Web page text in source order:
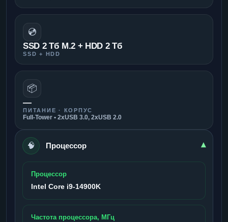
💿
SSD 2 Тб M.2 + HDD 2 Тб
SSD + HDD
📦
—
ПИТАНИЕ · КОРПУС
Full-Tower • 2xUSB 3.0, 2xUSB 2.0
🧠 Процессор ▾
Процессор
Intel Core i9-14900K
Частота процессора, МГц